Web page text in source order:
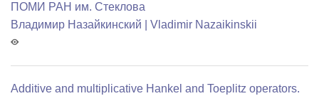
ПОМИ РАН им. Стеклова
Владимир Назайкинский | Vladimir Nazaikinskii
Additive and multiplicative Hankel and Toeplitz operators.